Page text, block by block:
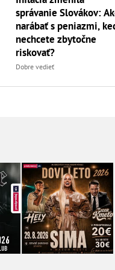
správanie Slovákov:
narábať s peniazmi,
nechcete zbytočne
riskovať?
Dobre vedieť